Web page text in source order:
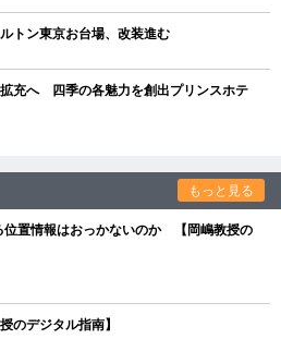
トン東京お台場、改装進む
充へ 四季の各魅力を創出プリンスホテ
もっと見る
位置情報はおっかないのか 【岡嶋教授の
デジタル指南】